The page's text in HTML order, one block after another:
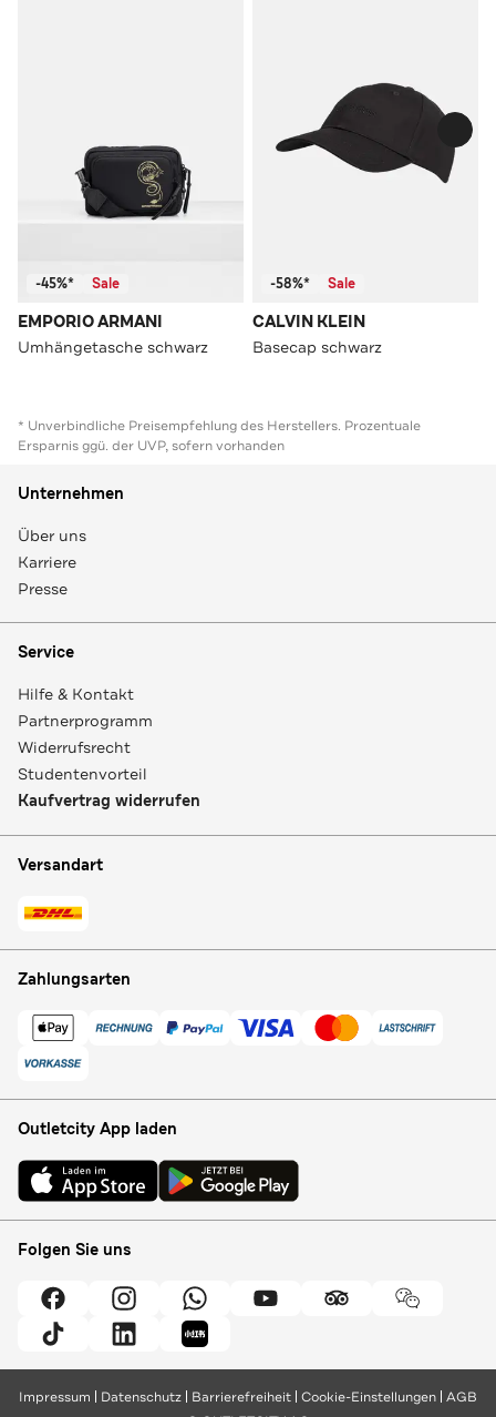
-45%* Sale
EMPORIO ARMANI
Umhängetasche schwarz
-58%* Sale
CALVIN KLEIN
Basecap schwarz
* Unverbindliche Preisempfehlung des Herstellers. Prozentuale
Ersparnis ggü. der UVP, sofern vorhanden
Unternehmen
Über uns
Karriere
Presse
Service
Hilfe & Kontakt
Partnerprogramm
Widerrufsrecht
Studentenvorteil
Kaufvertrag widerrufen
Versandart
Zahlungsarten
Outletcity App laden
Folgen Sie uns
Impressum Datenschutz Barrierefreiheit Cookie-Einstellungen AGB